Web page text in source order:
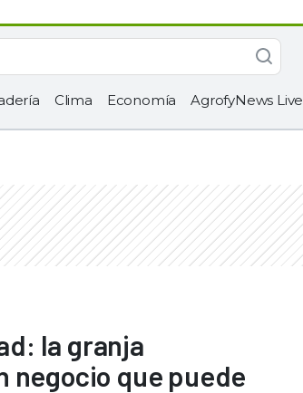
Clima Economía AgrofyNews Live
la granja
negocio que puede